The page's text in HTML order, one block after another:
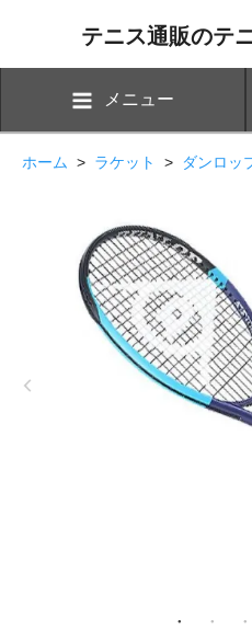
テニス通販のテ
メニュー
ホーム > ラケット > ダンロッ